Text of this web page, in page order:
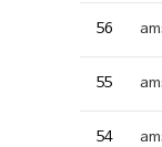
56
55
54